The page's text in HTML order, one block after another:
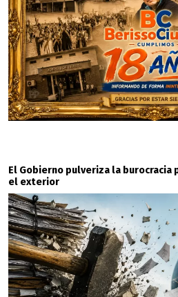
El Gobierno pulveriza la
el exterior